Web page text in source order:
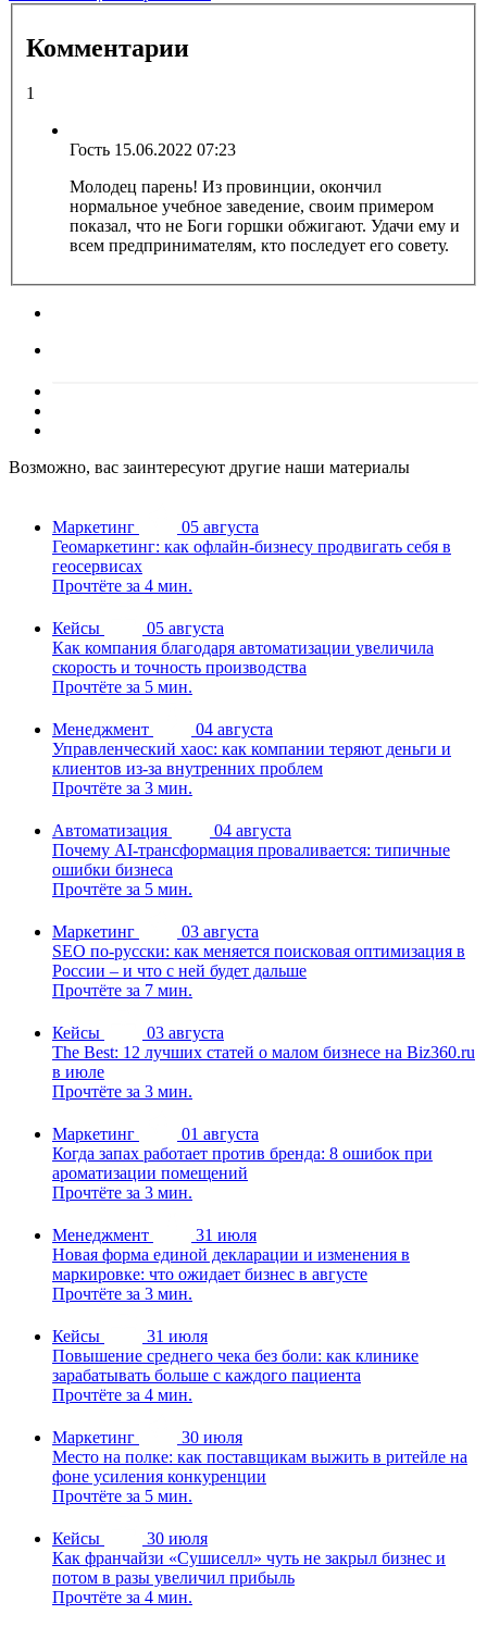
Комментарии
1
Гость 15.06.2022 07:23
Молодец парень! Из провинции, окончил
нормальное учебное заведение, своим примером
показал, что не Боги горшки обжигают. Удачи ему и
всем предпринимателям, кто последует его совету.
Возможно, вас заинтересуют другие наши материалы
Маркетинг
05 августа
Геомаркетинг: как офлайн-бизнесу продвигать себя в
геосервисах
Прочтёте за 4 мин.
Кейсы
05 августа
Как компания благодаря автоматизации увеличила
скорость и точность производства
Прочтёте за 5 мин.
Менеджмент
04 августа
Управленческий хаос: как компании теряют деньги и
клиентов из-за внутренних проблем
Прочтёте за 3 мин.
Автоматизация
04 августа
Почему AI-трансформация проваливается: типичные
ошибки бизнеса
Прочтёте за 5 мин.
Маркетинг
03 августа
SEO по-русски: как меняется поисковая оптимизация в
России – и что с ней будет дальше
Прочтёте за 7 мин.
Кейсы
03 августа
The Best: 12 лучших статей о малом бизнесе на Biz360.ru
в июле
Прочтёте за 3 мин.
Маркетинг
01 августа
Когда запах работает против бренда: 8 ошибок при
ароматизации помещений
Прочтёте за 3 мин.
Менеджмент
31 июля
Новая форма единой декларации и изменения в
маркировке: что ожидает бизнес в августе
Прочтёте за 3 мин.
Кейсы
31 июля
Повышение среднего чека без боли: как клинике
зарабатывать больше с каждого пациента
Прочтёте за 4 мин.
Маркетинг
30 июля
Место на полке: как поставщикам выжить в ритейле на
фоне усиления конкуренции
Прочтёте за 5 мин.
Кейсы
30 июля
Как франчайзи «Сушиселл» чуть не закрыл бизнес и
потом в разы увеличил прибыль
Прочтёте за 4 мин.